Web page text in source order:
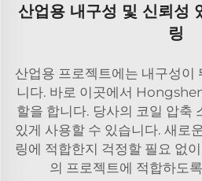
산업용 내구성 및 신뢰성
링
산업용 프로젝트에는 내구성이
니다. 바로 이곳에서
할을 합니다. 당사의 코일 압축
있게 사용할 수 있습니다. 새로
링에 적합한지 걱정할 필요 없
의 프로젝트에 적합하도